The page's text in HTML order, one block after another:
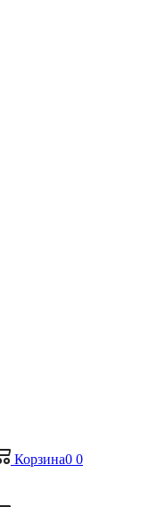
Корзина0 0